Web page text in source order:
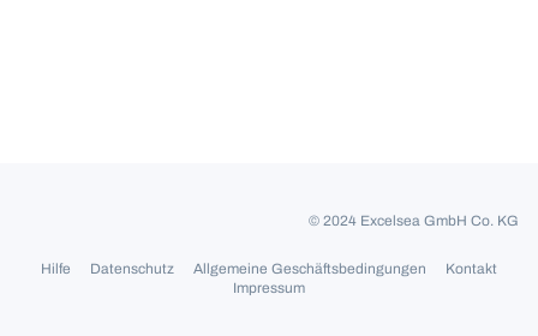
© 2024 Excelsea GmbH Co. KG
Hilfe Datenschutz Allgemeine Geschäftsbedingungen
Kontakt
Impressum